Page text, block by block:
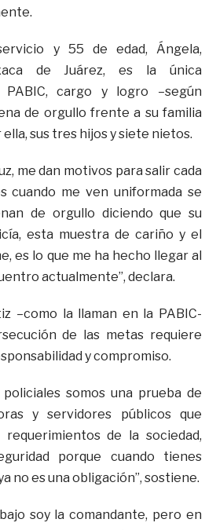
y 55 de edad, Ángela,
de Juárez, es la única
cargo y logro –según
de orgullo frente a su familia
sus tres hijos y siete nietos.
me dan motivos para salir cada
cuando me ven uniformada se
de orgullo diciendo que su
esta muestra de cariño y el
es lo que me ha hecho llegar al
actualmente”, declara.
–como la llaman en la PABIC-
de las metas requiere
y compromiso.
somos una prueba de
y servidores públicos que
de la sociedad,
porque cuando tienes
no es una obligación”, sostiene.
soy la comandante, pero en